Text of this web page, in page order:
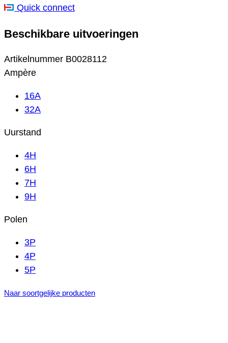
Quick connect
Beschikbare uitvoeringen
Artikelnummer B0028112
Ampère
16A
32A
Uurstand
4H
6H
7H
9H
Polen
3P
4P
5P
Naar soortgelijke producten